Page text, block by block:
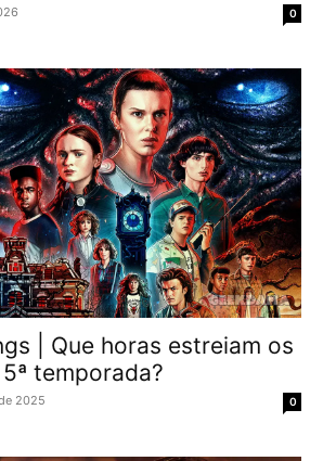
0
| Que horas estreiam os
temporada?
2025 0